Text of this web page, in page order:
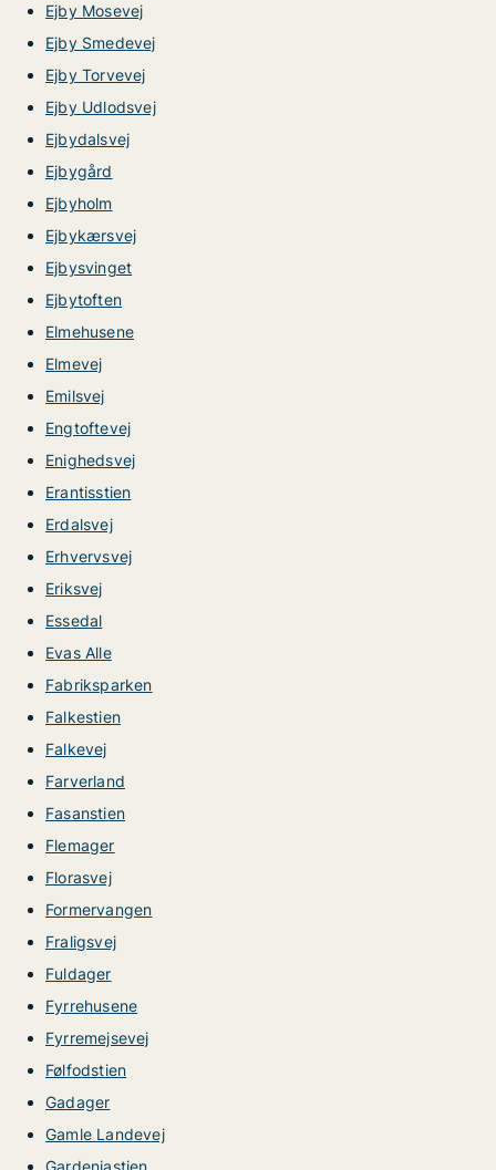
Ejby Mosevej
Ejby Smedevej
Ejby Torvevej
Ejby Udlodsvej
Ejbydalsvej
Ejbygård
Ejbyholm
Ejbykærsvej
Ejbysvinget
Ejbytoften
Elmehusene
Elmevej
Emilsvej
Engtoftevej
Enighedsvej
Erantisstien
Erdalsvej
Erhvervsvej
Eriksvej
Essedal
Evas Alle
Fabriksparken
Falkestien
Falkevej
Farverland
Fasanstien
Flemager
Florasvej
Formervangen
Fraligsvej
Fuldager
Fyrrehusene
Fyrremejsevej
Følfodstien
Gadager
Gamle Landevej
Gardeniastien